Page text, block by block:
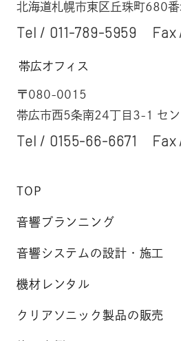
北海道札幌市東区丘珠町680
Tel / 011-789-5959 Fax
帯広オフィス
〒080-0015
帯広市西5条南24丁目3-1 セ
Tel / 0155-66-6671 Fax
TOP
音響プランニング
音響システムの設計・施工
機材レンタル
クリアソニック製品の販売